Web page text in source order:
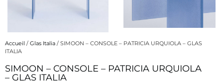
Accueil / Glas Italia / SIMOON – CONSOLE – PATRICIA URQUIOLA – GLAS
ITALIA
SIMOON – CONSOLE – PATRICIA URQUIOLA
– GLAS ITALIA
Description